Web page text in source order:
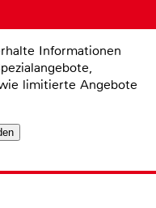
Informationen
limitierte Angebote